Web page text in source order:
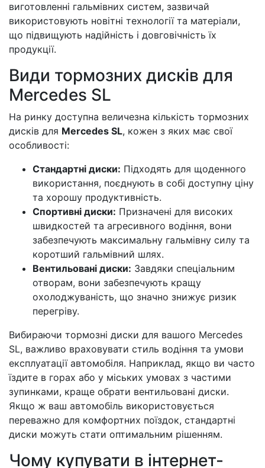
виготовленні гальмівних систем, зазвичай
використовують новітні технології та матеріали,
що підвищують надійність і довговічність їх
продукції.
Види тормозних дисків для
Mercedes SL
На ринку доступна величезна кількість тормозних
дисків для Mercedes SL, кожен з яких має свої
особливості:
Стандартні диски: Підходять для щоденного
використання, поєднують в собі доступну ціну
та хорошу продуктивність.
Спортивні диски: Призначені для високих
швидкостей та агресивного водіння, вони
забезпечують максимальну гальмівну силу та
коротший гальмівний шлях.
Вентильовані диски: Завдяки спеціальним
отворам, вони забезпечують кращу
охолоджуваність, що значно знижує ризик
перегріву.
Вибираючи тормозні диски для вашого Mercedes
SL, важливо враховувати стиль водіння та умови
експлуатації автомобіля. Наприклад, якщо ви часто
їздите в горах або у міських умовах з частими
зупинками, краще обрати вентильовані диски.
Якщо ж ваш автомобіль використовується
переважно для комфортних поїздок, стандартні
диски можуть стати оптимальним рішенням.
Чому купувати в інтернет-